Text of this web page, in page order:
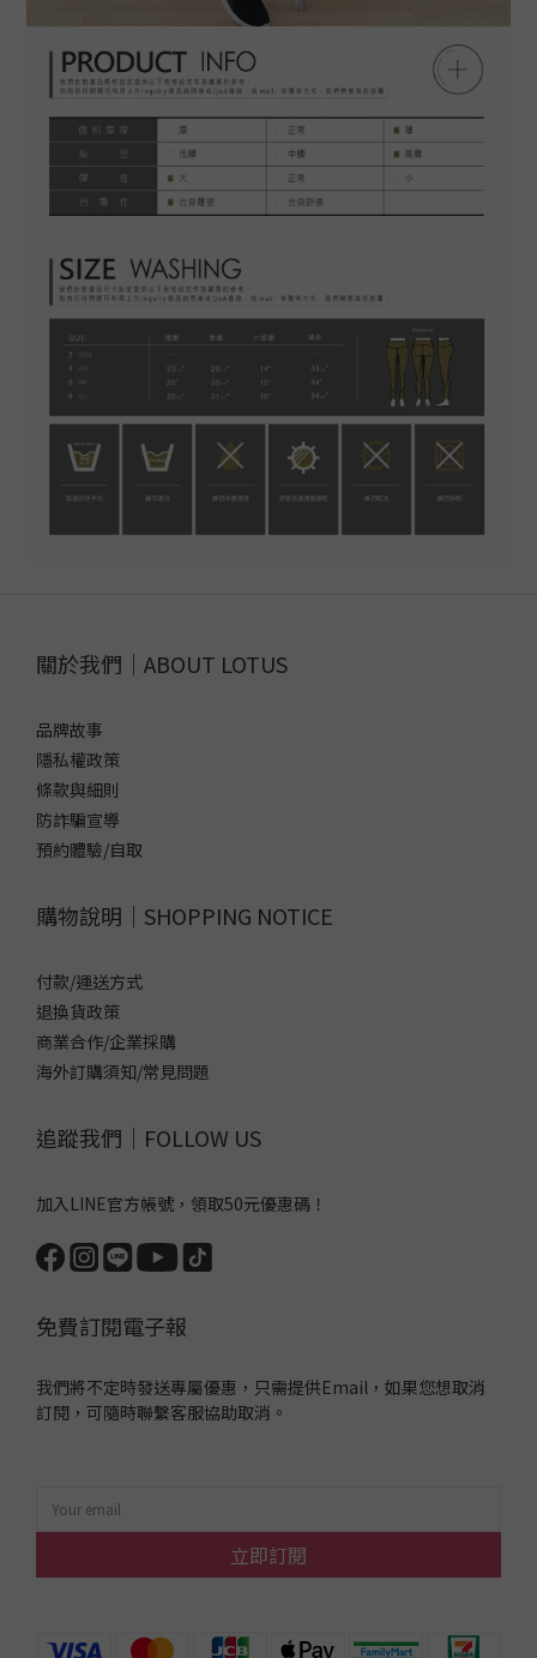
關於我們｜ABOUT LOTUS
品牌故事
隱私權政策
條款與細則
防詐騙宣導
預約體驗/自取
購物說明｜SHOPPING NOTICE
付款/運送方式
退換貨政策
商業合作/企業採購
海外訂購須知/常見問題
追蹤我們｜FOLLOW US
加入LINE官方帳號，領取50元優惠碼！
免費訂閱電子報
我們將不定時發送專屬優惠，只需提供Email，如果您想取消
訂閱，可隨時聯繫客服協助取消。
立即訂閱